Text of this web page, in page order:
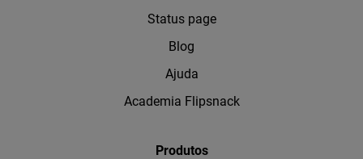
Status page
Blog
Ajuda
Academia Flipsnack
Produtos